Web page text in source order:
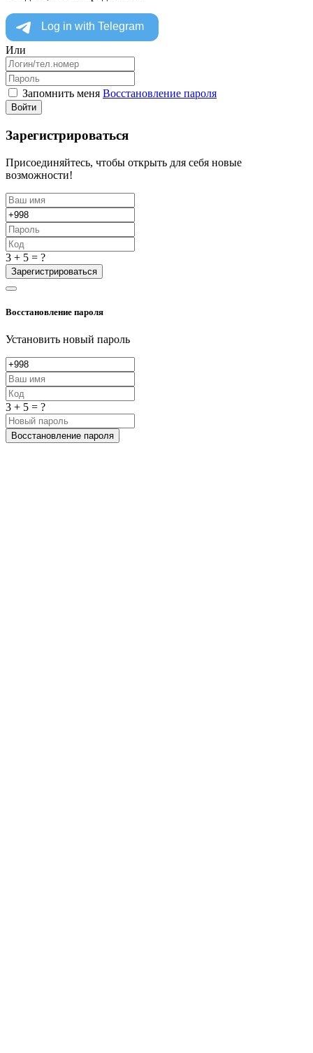
Или
Запомнить меня Восстановление пароля
Войти
Зарегистрироваться
Присоединяйтесь, чтобы открыть для себя новые
возможности!
3 + 5 = ?
Зарегистрироваться
Восстановление пароля
Установить новый пароль
3 + 5 = ?
Восстановление пароля